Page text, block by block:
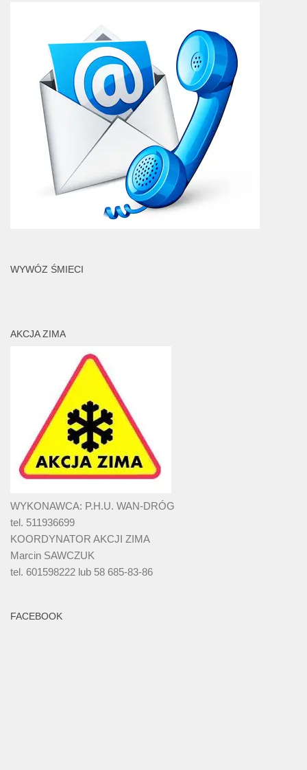
WYWÓZ ŚMIECI
AKCJA ZIMA
WYKONAWCA: P.H.U. WAN-DRÓG
tel. 511936699
KOORDYNATOR AKCJI ZIMA
Marcin SAWCZUK
tel. 601598222 lub 58 685-83-86
FACEBOOK